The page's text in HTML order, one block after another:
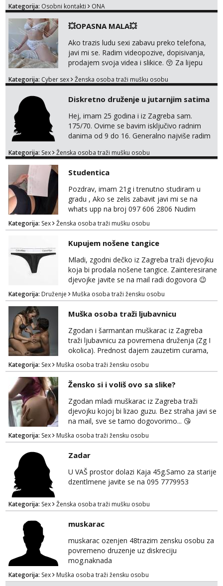
0045
Kategorija: Osobni kontakti ONA
💥OPASNA MALA💥
Ako trazis ludu sexi zabavu preko telefona,
javi mi se. Radim videopozive, dopisivanja,
prodajem svoja videa i slikice. 😚 Za lijepu
Viber ili Telegram. +385 91 723 0045
Kategorija: Cyber sex Ženska osoba traži mušku osobu
Diskretno druženje u jutarnjim satima
Hej, imam 25 godina i iz Zagreba sam.
175/70. Ovime se bavim isključivo radnim
danima od 9 do 16. Generalno najviše radim
druženja u diskreciji, vjerovatno ćemo si
također, nisam zainteresirana za one and
done susrete. Ako se nalaziš u ovome, javi
mi se na WhatsApp sa nečime o sebi i tome
što voliš seksualno za daljnji d...
Kategorija: Sex Ženska osoba traži mušku osobu
Studentica
Pozdrav, imam 21g i trenutno studiram u
gradu , Ako se zelis zabavit javi mi se na
whats upp na broj 097 606 2806 Nudim
razme vrste zabave uzivo i online
Kategorija: Sex Ženska osoba traži mušku osobu
Kupujem nošene tangice
Mladi, zgodni dečko iz Zagreba traži djevojku
koja bi prodala nošene tangice. Zainteresirane
djevojke javite se na mail radi dogovora 😉
Kategorija: Druženje Muška osoba traži žensku osobu
Muška osoba traži ljubavnicu
Zgodan i šarmantan muškarac iz Zagreba
traži ljubavnicu za povremena druženja (Zg I
okolica). Prednost dajem zauzetim curama,
jer vjerujem da im je diskrecija jako bitna kao
i meni. Javite se na mail gdje možemo
započeti razgovor... 💋
Kategorija: Sex Muška osoba traži žensku osobu
Žensko si i voliš ovo sa slike?
Zgodan mladi muškarac iz Zagreba traži
djevojku kojoj bi lizao guzu. Bez straha javi se
na mail, sve se tamo dogovorimo... 😘
Kategorija: Sex Muška osoba traži žensku osobu
Zadar
U VAŠ prostor dolazi Kaja 45g.Samo za starije
dzentlmene javite se na 095 7779953
Kategorija: Sex Ženska osoba traži mušku osobu
muskarac
muskarac ozenjen 48trazim zensku osobu za
povremeno druzenje uz diskreciju
mog.naknada
Kategorija: Sex Muška osoba traži žensku osobu